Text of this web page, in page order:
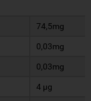
74,5mg
0,03mg
0,03mg
4 μg